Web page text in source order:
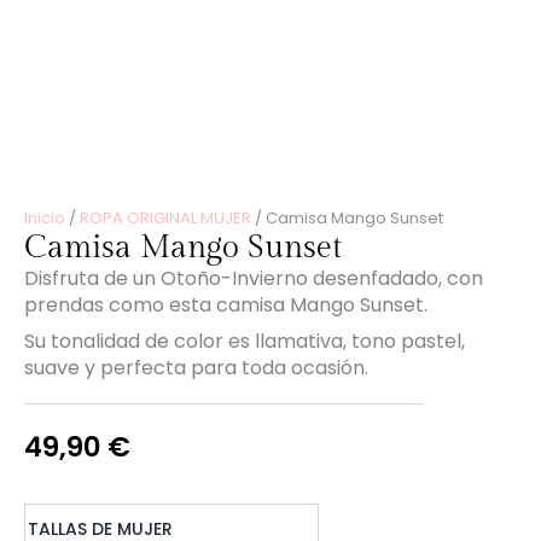
Inicio / ROPA ORIGINAL MUJER / Camisa Mango Sunset
Camisa Mango Sunset
Disfruta de un Otoño-Invierno desenfadado, con
prendas como esta camisa Mango Sunset.
Su tonalidad de color es llamativa, tono pastel,
suave y perfecta para toda ocasión.
49,90 €
TALLAS DE MUJER